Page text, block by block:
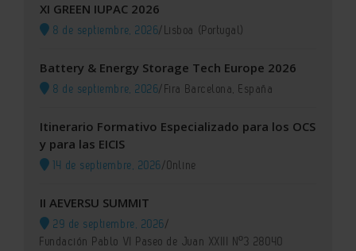
XI GREEN IUPAC 2026
8 de septiembre, 2026/Lisboa (Portugal)
Battery & Energy Storage Tech Europe 2026
8 de septiembre, 2026/Fira Barcelona, España
Itinerario Formativo Especializado para los OCS
y para las EICIS
14 de septiembre, 2026/Online
II AEVERSU SUMMIT
29 de septiembre, 2026/
Fundación Pablo VI Paseo de Juan XXIII Nº3 28040